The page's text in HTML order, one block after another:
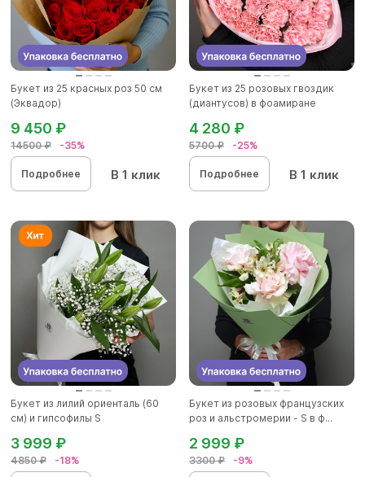
Букет из 25 красных роз 50 см
(Эквадор)
14500 ₽ -35%
9 450 ₽
Подробнее В 1 клик
Букет из 25 розовых гвоздик
(диантусов) в фоамиране
5700 ₽ -25%
4 280 ₽
Подробнее В 1 клик
Букет из лилий ориенталь (60
см) и гипсофилы S
4850 ₽ -18%
3 999 ₽
Букет из розовых французских
роз и альстромерии - S в ф...
3300 ₽ -9%
2 999 ₽